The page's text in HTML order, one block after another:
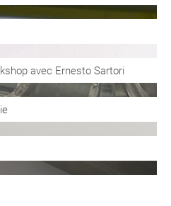
avec Ernesto Sartori